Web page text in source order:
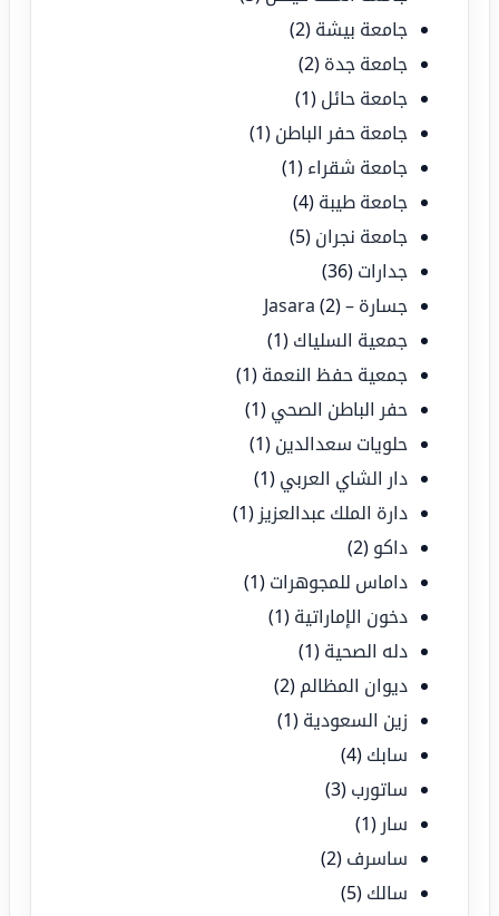
جامعة بيشة (2)
جامعة جدة (2)
جامعة حائل (1)
جامعة حفر الباطن (1)
جامعة شقراء (1)
جامعة طيبة (4)
جامعة نجران (5)
جدارات (36)
جسارة – Jasara(2)
جمعية السلياك (1)
جمعية حفظ النعمة (1)
حفر الباطن الصحي (1)
حلويات سعدالدين (1)
دار الشاي العربي (1)
دارة الملك عبدالعزيز (1)
داكو (2)
داماس للمجوهرات (1)
دخون الإماراتية (1)
دله الصحية (1)
ديوان المظالم (2)
زين السعودية (1)
سابك (4)
ساتورب (3)
سار (1)
ساسرف (2)
سالك (5)